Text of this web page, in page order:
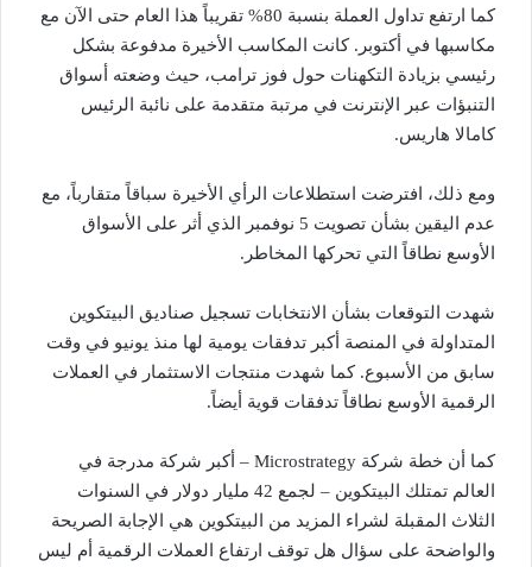
كما ارتفع تداول العملة بنسبة 80% تقريباً هذا العام حتى الآن مع
مكاسبها في أكتوبر. كانت المكاسب الأخيرة مدفوعة بشكل
رئيسي بزيادة التكهنات حول فوز ترامب، حيث وضعته أسواق
التنبؤات عبر الإنترنت في مرتبة متقدمة على نائبة الرئيس
كامالا هاريس.
ومع ذلك، افترضت استطلاعات الرأي الأخيرة سباقاً متقارباً، مع
عدم اليقين بشأن تصويت 5 نوفمبر الذي أثر على الأسواق
الأوسع نطاقاً التي تحركها المخاطر.
شهدت التوقعات بشأن الانتخابات تسجيل صناديق البيتكوين
المتداولة في المنصة أكبر تدفقات يومية لها منذ يونيو في وقت
سابق من الأسبوع. كما شهدت منتجات الاستثمار في العملات
الرقمية الأوسع نطاقاً تدفقات قوية أيضاً.
كما أن خطة شركة Microstrategy – أكبر شركة مدرجة في
العالم تمتلك البيتكوين – لجمع 42 مليار دولار في السنوات
الثلاث المقبلة لشراء المزيد من البيتكوين هي الإجابة الصريحة
والواضحة على سؤال هل توقف ارتفاع العملات الرقمية أم ليس